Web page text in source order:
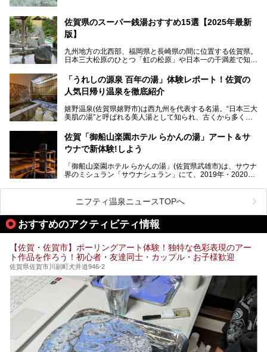
り、「美肌祈願」ができる豊玉姫神社があったりと見どころ
満載。
温泉も日帰り温泉施設から老舗の旅館までバラエティに富ん
でいて、老若男女、家族からカップルまで満喫できます。
時間がゆっくりと流れ、観光も楽しめる嬉野温泉、その中で
も人気の日帰り温泉を紹介します！
泉質はもちろん、施設も充実している所が多く、いくつも回
りたい場所ばかりですよ。
佐賀県のスーパー銭湯おすすめ15選【2025年最新
版】
九州地方の北西部、福岡県と長崎県の間に位置する佐賀県。
日本三大松原のひとつ「虹の松原」や日本一の干満差で知ら
魅力です。有田焼や伊万里焼、唐津焼などのやきものが盛ん
なことでも知られています。
佐賀県にはまた、嬉野温泉や武雄温泉を筆頭に数多くの温泉
と言われるほど。今回は、そんな佐賀県で特におすすめのス
ーパー銭湯をピックアップしました。
「うれしの源泉 百年の湯」体験レポート！佐賀の
人気日帰り温泉を徹底紹介
嬉野温泉(佐賀県嬉野市)は西九州を代表する名湯。“日本三大
美肌の湯”と呼ばれる美人湯として知られ、古くから多くの
中でも「うれしの源泉 百年の湯」は、嬉野温泉では数少な
い日帰り入浴専門施設のひとつ。多くの常連客や観光客に親
しまれています。
今回は、地元九州在住のニフティ温泉ライターである筆者が
「うれしの源泉 百年の湯」を現地体験。定番の大浴場をは
提供元：うれしの源泉 百年の湯【PR】
この記事はうれしの源泉 百年の湯のPRレポート記事です。
佐賀「御船山楽園ホテル らかんの湯」アート＆サ
ウナで新体験!しよう
「御船山楽園ホテル らかんの湯」(佐賀県武雄市)は、サウナ
界のミシュラン「サウナシュラン」にて、2019年・2020
一のサウナと言っても過言ではありません。
今回は、その大注目のサウナと温泉入浴施設を、男女別浴室
ごとに現地取材してきました！ さらには、御船山楽園で同
時開催中のチームラボ作品展も併せてご紹介。アート＆サウ
ナというかつてどこにも無かった組み合わせで、新体験!し
ニフティ温泉ニュースTOPへ
おすすめのアクティビティ情報
【佐賀・佐賀市】ポーリングアート体験！独特な色彩表現のアー
ト作品を作ろう！初心者・友達同士・カップル・お子様歓迎
佐賀県佐賀市川副町犬井道946-2